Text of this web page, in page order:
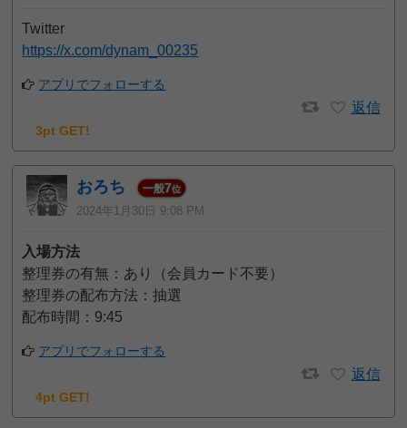
Twitter
https://x.com/dynam_00235
アプリでフォローする
返信
3pt GET!
おろち 一般7位
2024年1月30日 9:08 PM
入場方法
整理券の有無：あり（会員カード不要）
整理券の配布方法：抽選
配布時間：9:45
アプリでフォローする
返信
4pt GET!